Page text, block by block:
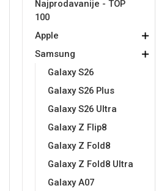
Najprodavanije - TOP
100
Apple
Samsung
Galaxy S26
Galaxy S26 Plus
Galaxy S26 Ultra
Galaxy Z Flip8
Galaxy Z Fold8
Galaxy Z Fold8 Ultra
Galaxy A07
Babe
Croatos
Samsung
Punjači za mobitel
Samsung
Sony
Držači za romobil
Ostali držači
USB kablovi
AUX kablovi
FM Transmitteri